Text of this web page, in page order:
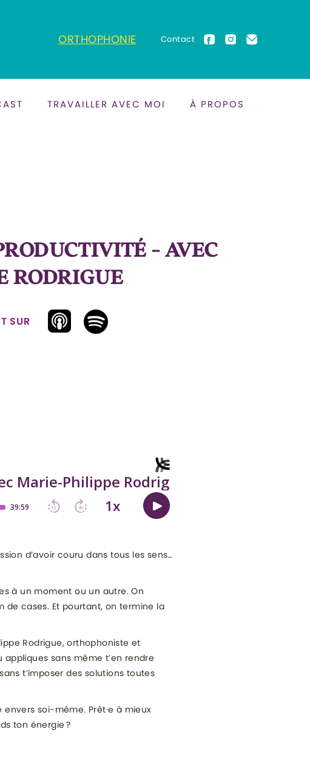
ORTHOPHONIE Contact
TRAVAILLER AVEC MOI À PROPOS
- AVEC
RODRIGUE
SUR
d’avoir couru dans tous les sens…
à un moment ou un autre. On
de cases. Et pourtant, on termine la
Rodrigue, orthophoniste et
sans même t’en rendre
t’imposer des solutions toutes
soi-même. Prêt·e à mieux
ton énergie ?